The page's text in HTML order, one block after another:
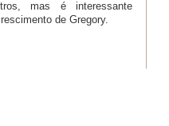
mas é interessante
de Gregory.